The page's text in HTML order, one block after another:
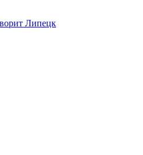
Липецк